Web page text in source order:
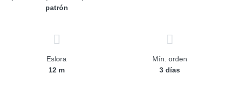
patrón
Eslora
12 m
Mín. orden
3 días